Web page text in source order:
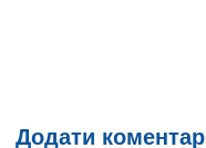
Додати коментар